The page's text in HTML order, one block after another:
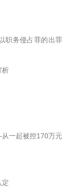
职务侵占罪的出罪
析
一起被控170万元
定